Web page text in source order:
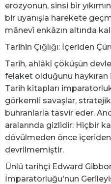
erozyonun, sinsi bir
bir uyanışla harekete
mânevî enkâzın altında
​Tarihin Çığlığı: İçeriden
​Tarih, ahlâkî çöküşün
felaket olduğunu
Tarih kitapları
görkemli savaşlar,
buhranlarla tasvir eder.
aralarında gizlidir: Hiçbir
dövülmeden önce
devrilmemiştir.
​Ünlü tarihçi Edward
İmparatorluğu'nun